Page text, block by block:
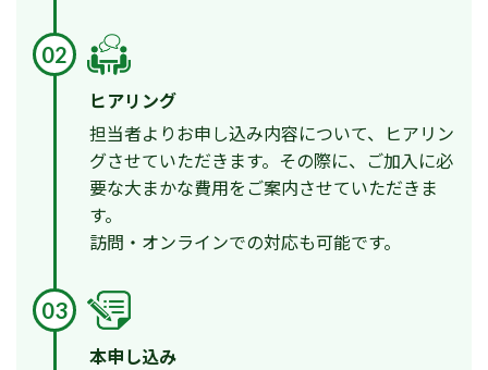
02
ヒアリング
担当者よりお申し込み内容について、ヒアリン
グさせていただきます。その際に、ご加入に必
要な大まかな費用をご案内させていただきま
す。
訪問・オンラインでの対応も可能です。
03
本申し込み